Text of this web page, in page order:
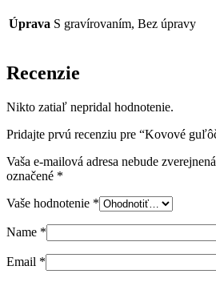
Úprava S gravírovaním, Bez úpravy
Recenzie
Nikto zatiaľ nepridal hodnotenie.
Pridajte prvú recenziu pre “Kovové
Vaša e-mailová adresa nebude
označené *
Vaše hodnotenie *
Name *
Email *